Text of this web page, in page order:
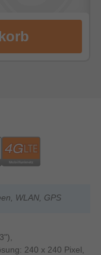
WLAN, GPS
240 x 240 Pixel,